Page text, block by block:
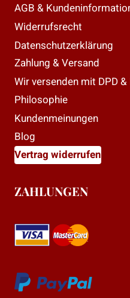
AGB &
Widerrufsrecht
Datenschutzerklärung
Zahlung & Versand
Wir versenden mit DPD &
Philosophie
Kundenmeinungen
Blog
Vertrag widerrufen
ZAHLUNGEN